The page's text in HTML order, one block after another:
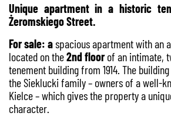
Unique apartment in a historic
Żeromskiego Street.
For sale: aspacious apartment with an
located on the2nd floorof an intimate,
tenement building from 1914. The
the Sieklucki family – owners of a well-
Kielce – which gives the property a
character.